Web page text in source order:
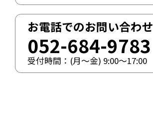
お電話でのお問い合わせ
052-684-9783
受付時間：(月〜金) 9:00〜17:00